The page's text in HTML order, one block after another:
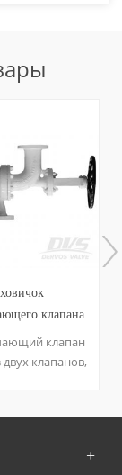
клапана
клапан
двух клапанов,
другой -